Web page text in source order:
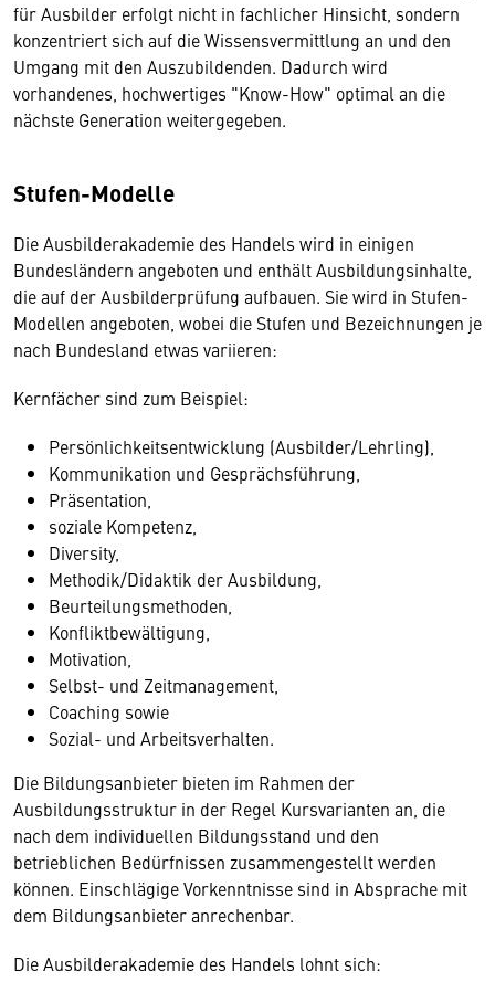
für Ausbilder erfolgt nicht in fachlicher Hinsicht, sondern
konzentriert sich auf die Wissensvermittlung an und den
Umgang mit den Auszubildenden. Dadurch wird
vorhandenes, hochwertiges "Know-How" optimal an die
nächste Generation weitergegeben.
Stufen-Modelle
Die Ausbilderakademie des Handels wird in einigen
Bundesländern angeboten und enthält Ausbildungsinhalte,
die auf der Ausbilderprüfung aufbauen. Sie wird in Stufen-
Modellen angeboten, wobei die Stufen und Bezeichnungen je
nach Bundesland etwas variieren:
Kernfächer sind zum Beispiel:
Persönlichkeitsentwicklung (Ausbilder/Lehrling),
Kommunikation und Gesprächsführung,
Präsentation,
soziale Kompetenz,
Diversity,
Methodik/Didaktik der Ausbildung,
Beurteilungsmethoden,
Konfliktbewältigung,
Motivation,
Selbst- und Zeitmanagement,
Coaching sowie
Sozial- und Arbeitsverhalten.
Die Bildungsanbieter bieten im Rahmen der
Ausbildungsstruktur in der Regel Kursvarianten an, die
nach dem individuellen Bildungsstand und den
betrieblichen Bedürfnissen zusammengestellt werden
können. Einschlägige Vorkenntnisse sind in Absprache mit
dem Bildungsanbieter anrechenbar.
Die Ausbilderakademie des Handels lohnt sich: